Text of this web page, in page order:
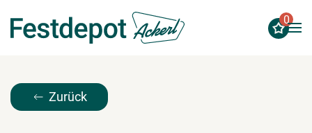
Zum Hauptinhalt springen
0
Zurück